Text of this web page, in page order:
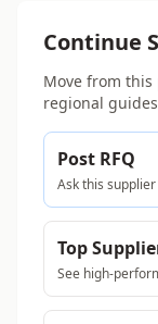
Continue
Move from
regional
Post RFQ
Ask this
Top
See high-